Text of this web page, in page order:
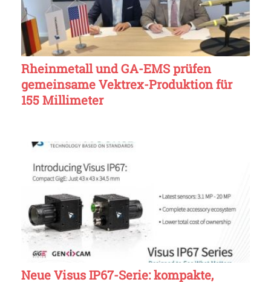
Rheinmetall und GA-EMS prüfen
gemeinsame Vektrex-Produktion für
155 Millimeter
Neue Visus IP67-Serie: kompakte,